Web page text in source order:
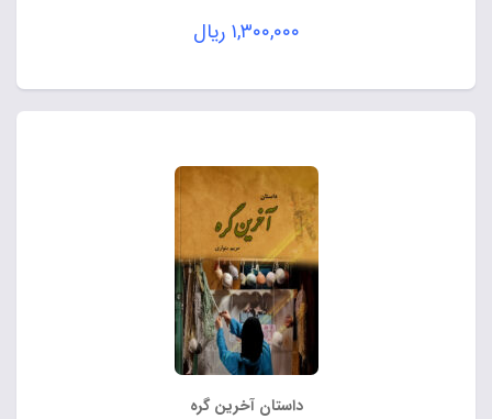
۱,۳۰۰,۰۰۰ ریال
داستان آخرین گره